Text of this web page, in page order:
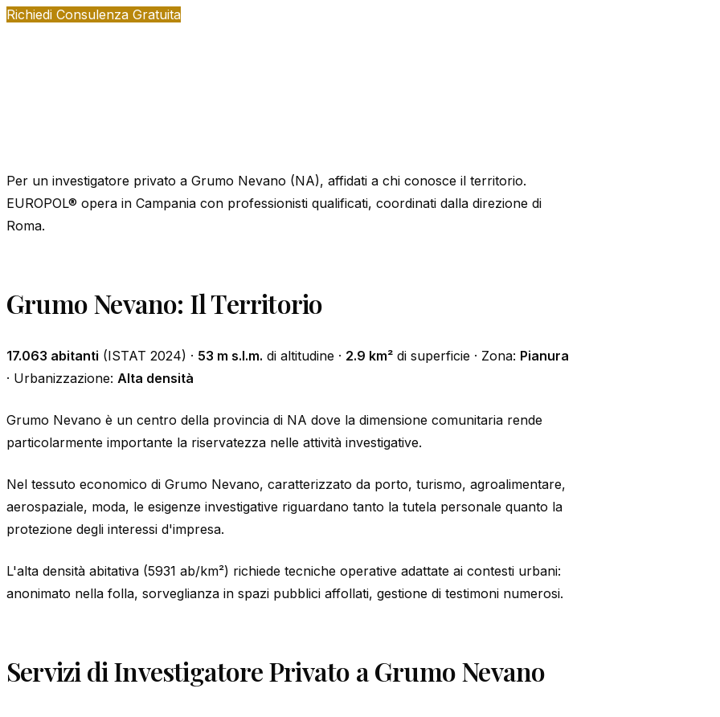
Richiedi Consulenza Gratuita
Per un investigatore privato a Grumo Nevano (NA), affidati a chi conosce il territorio.
EUROPOL® opera in Campania con professionisti qualificati, coordinati dalla direzione di
Roma.
Grumo Nevano: Il Territorio
17.063 abitanti (ISTAT 2024) · 53 m s.l.m. di altitudine · 2.9 km² di superficie · Zona: Pianura
· Urbanizzazione: Alta densità
Grumo Nevano è un centro della provincia di NA dove la dimensione comunitaria rende
particolarmente importante la riservatezza nelle attività investigative.
Nel tessuto economico di Grumo Nevano, caratterizzato da porto, turismo, agroalimentare,
aerospaziale, moda, le esigenze investigative riguardano tanto la tutela personale quanto la
protezione degli interessi d'impresa.
L'alta densità abitativa (5931 ab/km²) richiede tecniche operative adattate ai contesti urbani:
anonimato nella folla, sorveglianza in spazi pubblici affollati, gestione di testimoni numerosi.
Servizi di Investigatore Privato a Grumo Nevano